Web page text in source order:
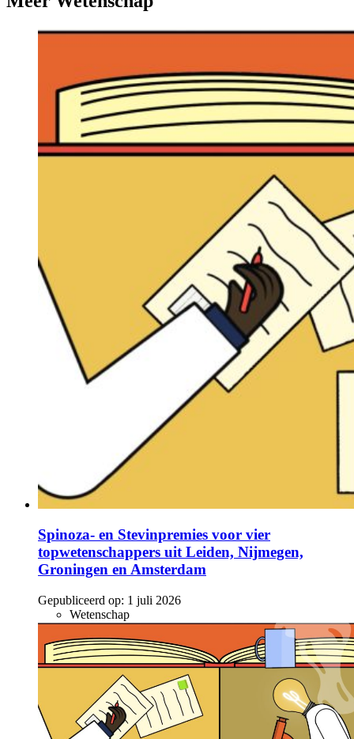
Spinoza- en Stevinpremies voor vier
topwetenschappers uit Leiden, Nijmegen,
Groningen en Amsterdam
Gepubliceerd op: 1 juli 2026
Wetenschap